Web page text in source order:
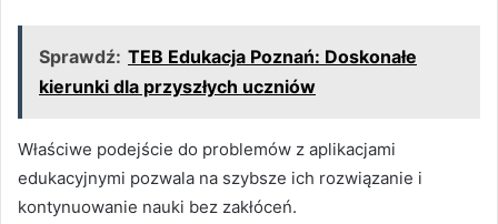
Sprawdź: TEB Edukacja Poznań: Doskonałe
kierunki dla przyszłych uczniów
Właściwe podejście do problemów z aplikacjami
edukacyjnymi pozwala na szybsze ich rozwiązanie i
kontynuowanie nauki bez zakłóceń.